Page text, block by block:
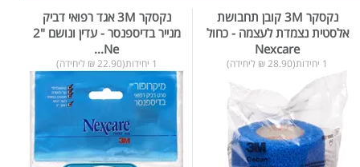
נקסקר 3M קובן תחבושת
אלסטית נצמדת לעצמה - כחול
Nexcare
1 יחידות(28.90 ₪ ליחידה)
נקסקר 3M אגד רפואי דביק
מנייר בדיספנסר - עדין ונושם "2
Ne...
1 יחידות(22.90 ₪ ליחידה)